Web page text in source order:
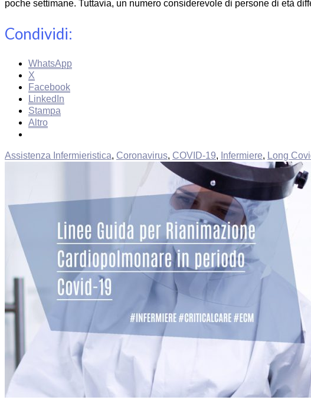
poche settimane. Tuttavia, un numero considerevole di persone di età
Condividi:
WhatsApp
X
Facebook
LinkedIn
Stampa
Altro
Assistenza Infermieristica, Coronavirus, COVID-19, Infermiere, Long